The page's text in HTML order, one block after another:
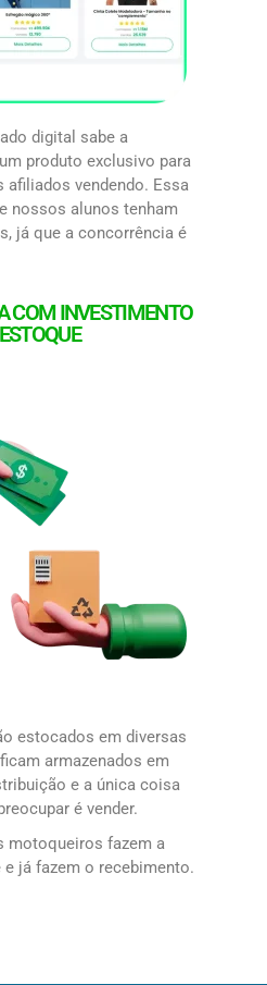
digital sabe a
produto exclusivo para
afiliados vendendo. Essa
nossos alunos tenham
já que a concorrência é
COM INVESTIMENTO
estocados em diversas
armazenados em
e a única coisa
é vender.
motoqueiros fazem a
já fazem o recebimento.